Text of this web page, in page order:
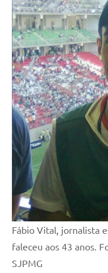
Fábio Vital, jornalista
faleceu aos 43 anos.
SJPMG